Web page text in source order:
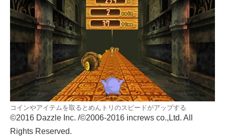
コインやアイテムを取るとめんトリのスピードがアップする
©2016 Dazzle Inc. /©2006-2016 increws co.,Ltd. All
Rights Reserved.